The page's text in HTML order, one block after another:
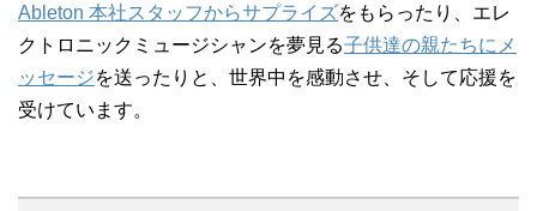
Ableton 本社スタッフからサプライズをもらったり、エレ
クトロニックミュージシャンを夢見る子供達の親たちにメ
ッセージを送ったりと、世界中を感動させ、そして応援を
受けています。